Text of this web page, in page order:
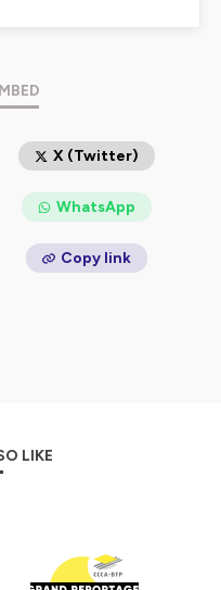
X (Twitter)
WhatsApp
Copy link
LIKE